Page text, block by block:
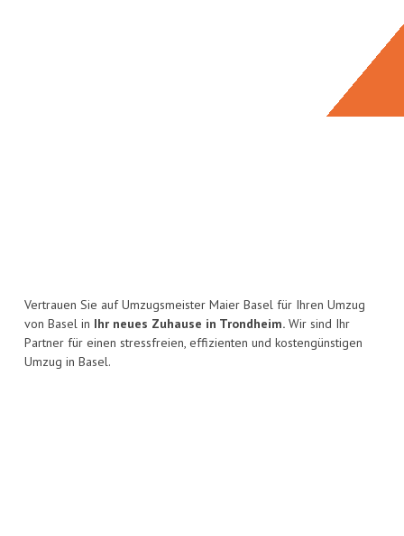
Vertrauen Sie auf Umzugsmeister Maier Basel für Ihren Umzug
von Basel in Ihr neues Zuhause in Trondheim. Wir sind Ihr
Partner für einen stressfreien, effizienten und kostengünstigen
Umzug in Basel.